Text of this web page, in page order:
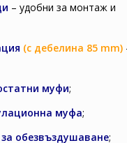
– удобни за монтаж и
(с дебелина 85 mm)
муфи;
муфа;
обезвъздушаване;